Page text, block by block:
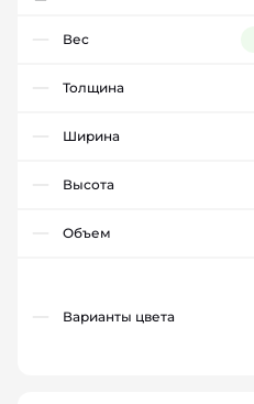
Вес
Толщина
Ширина
Высота
Объем
Варианты цвета